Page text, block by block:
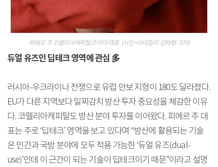
피에르 주 코렐리아캐피탈코리아 대표. (사진=이데일리 김태형 기자)
듀얼 유즈인 딥테크 영역에 관심 多
러시아-우크라이나 전쟁으로 유럽 안보 지형이 180도 달라졌다.
EU가 다른 지역보다 일찌감치 방산 투자 중요성을 체감한 이유
다. 코렐리아캐피탈도 방산 분야 투자를 이어왔다. 피에르 주 대
표는 주로 ‘딥테크’ 영역을 보고 있다며 “방산에 활용되는 기술
은 민간과 국방 분야에 모두 적용 가능한 ‘듀얼 유즈(dual-
use)’인데 이 근간이 되는 기술이 딥테크이기 때문”이라고 설명